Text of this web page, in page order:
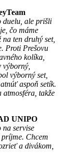
duelu, ale prišli
čo máme
ten druhý set,
Proti Prešovu
kolíka,
výborný,
výborný set,
aspoň setík.
takže
UNIPO
na servise
Chcem
a divákom,